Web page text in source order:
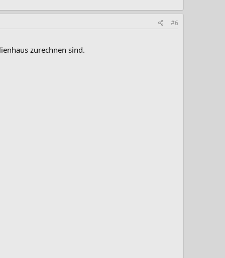
#6
zurechnen sind.